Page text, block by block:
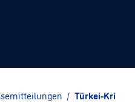
/ Türkei-Krise: